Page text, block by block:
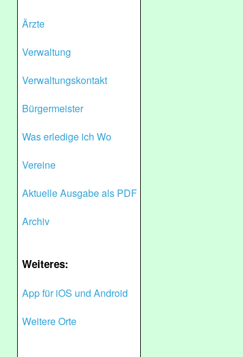
Ärzte
Verwaltung
Verwaltungskontakt
Bürgermeister
Was erledige ich Wo
Vereine
Aktuelle Ausgabe als PDF
Archiv
Weiteres:
App für iOS und Android
Weitere Orte